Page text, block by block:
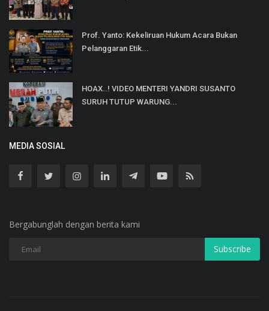
Prof. Yanto: Kekeliruan Hukum Acara Bukan
Pelanggaran Etik...
HOAX..! VIDEO MENTERI YANDRI SUSANTO
SURUH TUTUP WARUNG...
MEDIA SOSIAL
Bergabunglah dengan berita kami
Subscribe